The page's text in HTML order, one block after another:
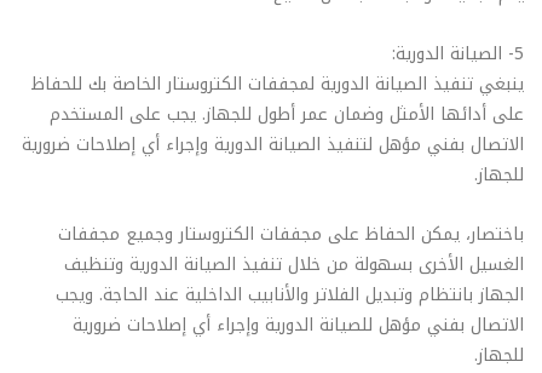
5- الصيانة الدورية:
ينبغي تنفيذ الصيانة الدورية لمجففات الكتروستار الخاصة بك للحفاظ
على أدائها الأمثل وضمان عمر أطول للجهاز. يجب على المستخدم
الاتصال بفني مؤهل لتنفيذ الصيانة الدورية وإجراء أي إصلاحات ضرورية
للجهاز.
باختصار، يمكن الحفاظ على مجففات الكتروستار وجميع مجففات
الغسيل الأخرى بسهولة من خلال تنفيذ الصيانة الدورية وتنظيف
الجهاز بانتظام وتبديل الفلاتر والأنابيب الداخلية عند الحاجة. ويجب
الاتصال بفني مؤهل للصيانة الدورية وإجراء أي إصلاحات ضرورية
للجهاز.